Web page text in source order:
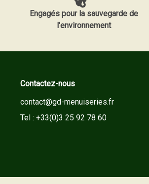
Engagés pour la sauvegarde de
l'environnement
Contactez-nous
contact@gd-menuiseries.fr
Tel : +33(0)3 25 92 78 60